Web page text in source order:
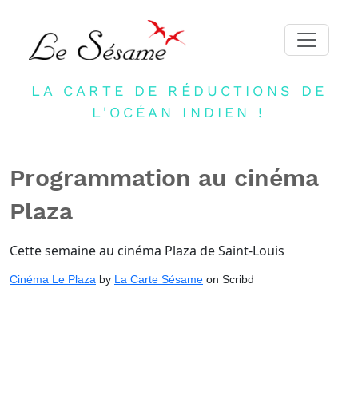
ACCUEIL
BLOG
NEWSLETTER
DEVENIR PARTENAIRE
LA CARTE DE RÉDUCTIONS DE
L'OCÉAN INDIEN !
Programmation au cinéma
Plaza
Cette semaine au cinéma Plaza de Saint-Louis
Cinéma Le Plaza by La Carte Sésame on Scribd